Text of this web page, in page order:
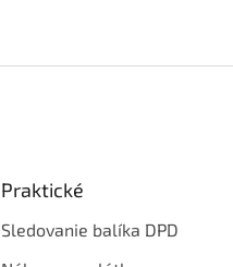
Praktické
Sledovanie balíka DPD